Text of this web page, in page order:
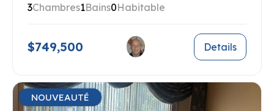
3Chambres1Bains0Habitable
$749,500 Details
NOUVEAUTÉ